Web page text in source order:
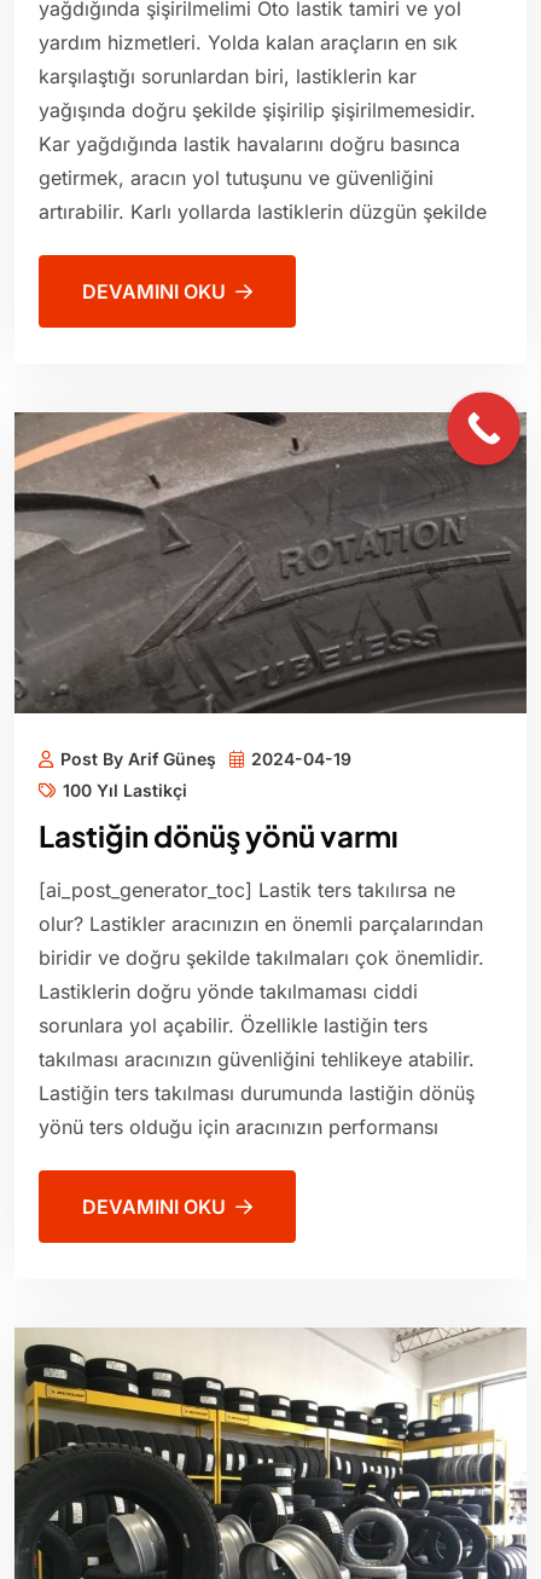
yağdığında şişirilmelimi Oto lastik tamiri ve yol
yardım hizmetleri. Yolda kalan araçların en sık
karşılaştığı sorunlardan biri, lastiklerin kar
yağışında doğru şekilde şişirilip şişirilmemesidir.
Kar yağdığında lastik havalarını doğru basınca
getirmek, aracın yol tutuşunu ve güvenliğini
artırabilir. Karlı yollarda lastiklerin düzgün şekilde
DEVAMINI OKU
Post By Arif Güneş
2024-04-19
100 Yıl Lastikçi
Lastiğin dönüş yönü varmı
[ai_post_generator_toc] Lastik ters takılırsa ne
olur? Lastikler aracınızın en önemli parçalarından
biridir ve doğru şekilde takılmaları çok önemlidir.
Lastiklerin doğru yönde takılmaması ciddi
sorunlara yol açabilir. Özellikle lastiğin ters
takılması aracınızın güvenliğini tehlikeye atabilir.
Lastiğin ters takılması durumunda lastiğin dönüş
yönü ters olduğu için aracınızın performansı
DEVAMINI OKU